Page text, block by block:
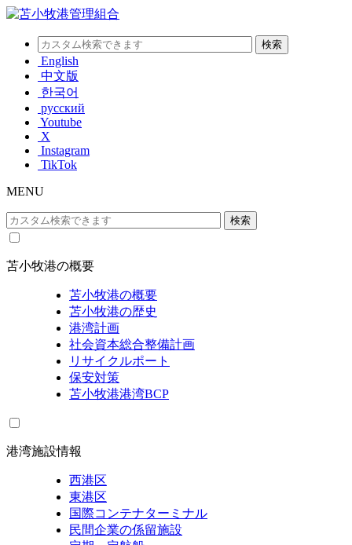
English
中文版
한국어
русский
Youtube
X
Instagram
TikTok
MENU
苫小牧港の概要
苫小牧港の概要
苫小牧港の歴史
港湾計画
社会資本総合整備計画
リサイクルポート
保安対策
苫小牧港港湾BCP
港湾施設情報
西港区
東港区
国際コンテナターミナル
民間企業の係留施設